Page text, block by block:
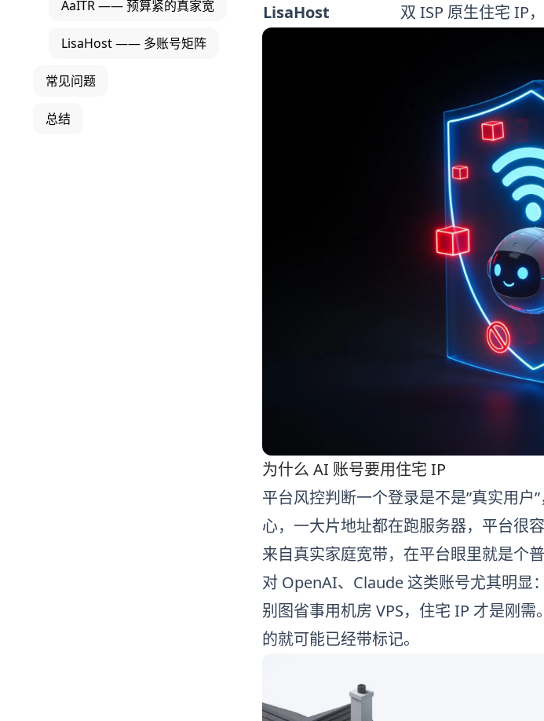
AaITR —— 预算紧的真家宽
LisaHost —— 多账号矩阵
常见问题
总结
LisaHost 双 ISP 原生住宅 IP
为什么 AI 账号要用住宅 IP
平台风控判断一个登录是不是”真实用
心，一大片地址都在跑服务器，平台很
来自真实家庭宽带，在平台眼里就是个
对 OpenAI、Claude 这类账号尤其明显
别图省事用机房 VPS，住宅 IP 才是刚
的就可能已经带标记。